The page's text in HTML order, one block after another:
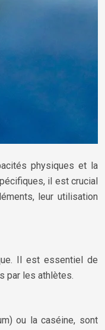
physiques et la
il est crucial
leur utilisation
Il est essentiel de
par les athlètes.
ou la caséine, sont